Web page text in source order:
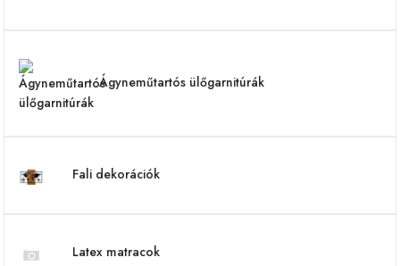
Ágyneműtartós ülőgarnitúrák
Fali dekorációk
Latex matracok